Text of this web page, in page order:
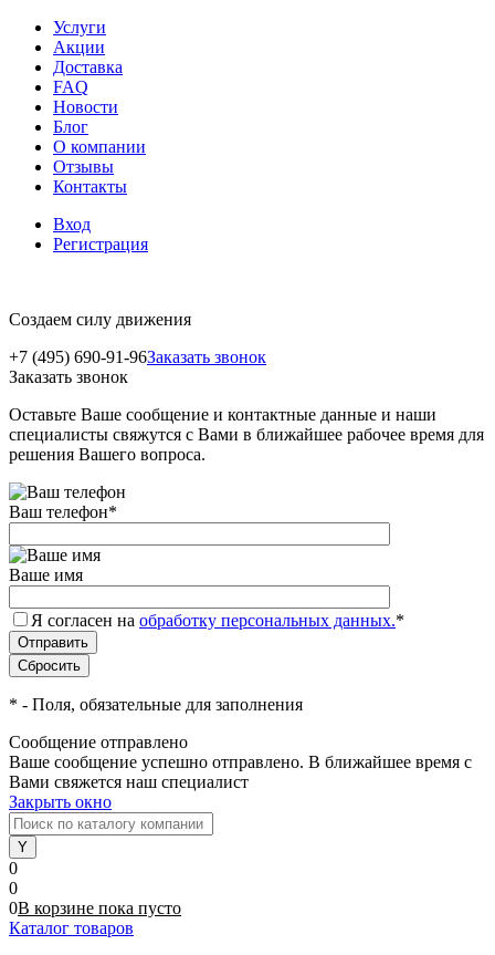
Услуги
Акции
Доставка
FAQ
Новости
Блог
О компании
Отзывы
Контакты
Вход
Регистрация
Создаем силу движения
+7 (495) 690-91-96Заказать звонок
Заказать звонок
Оставьте Ваше сообщение и контактные данные и наши
специалисты свяжутся с Вами в ближайшее рабочее время для
решения Вашего вопроса.
Ваш телефон*
Ваше имя
Я согласен на обработку персональных данных.*
* - Поля, обязательные для заполнения
Сообщение отправлено
Ваше сообщение успешно отправлено. В ближайшее время с
Вами свяжется наш специалист
Закрыть окно
0
0
0В корзине пока пусто
Каталог товаров